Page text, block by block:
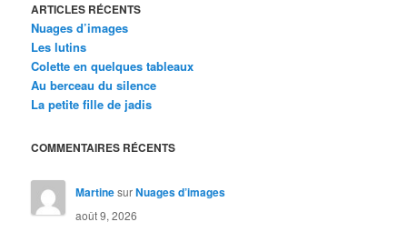
ARTICLES RÉCENTS
Nuages d’images
Les lutins
Colette en quelques tableaux
Au berceau du silence
La petite fille de jadis
COMMENTAIRES RÉCENTS
MartinesurNuages d’images
août 9, 2026